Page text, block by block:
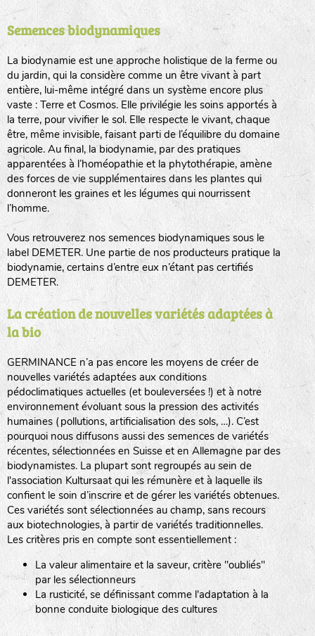
Semences biodynamiques
La biodynamie est une approche holistique de la ferme ou
du jardin, qui la considère comme un être vivant à part
entière, lui-même intégré dans un système encore plus
vaste : Terre et Cosmos. Elle privilégie les soins apportés à
la terre, pour vivifier le sol. Elle respecte le vivant, chaque
être, même invisible, faisant parti de l’équilibre du domaine
agricole. Au final, la biodynamie, par des pratiques
apparentées à l’homéopathie et la phytothérapie, amène
des forces de vie supplémentaires dans les plantes qui
donneront les graines et les légumes qui nourrissent
l’homme.
Vous retrouverez nos semences biodynamiques sous le
label DEMETER. Une partie de nos producteurs pratique la
biodynamie, certains d’entre eux n’étant pas certifiés
DEMETER.
La création de nouvelles variétés adaptées à
la bio
GERMINANCE n’a pas encore les moyens de créer de
nouvelles variétés adaptées aux conditions
pédoclimatiques actuelles (et bouleversées !) et à notre
environnement évoluant sous la pression des activités
humaines (pollutions, artificialisation des sols, …). C’est
pourquoi nous diffusons aussi des semences de variétés
récentes, sélectionnées en Suisse et en Allemagne par des
biodynamistes. La plupart sont regroupés au sein de
l'association Kultursaat qui les rémunère et à laquelle ils
confient le soin d’inscrire et de gérer les variétés obtenues.
Ces variétés sont sélectionnées au champ, sans recours
aux biotechnologies, à partir de variétés traditionnelles.
Les critères pris en compte sont essentiellement :
La valeur alimentaire et la saveur, critère "oubliés"
par les sélectionneurs
La rusticité, se définissant comme l'adaptation à la
bonne conduite biologique des cultures
BINGENHEIMER SAATGUT (BGH)
www.bingenheimersaatgut.de
DE BOLSTER (DBO)
www.bolster.nl
GRAINE DEL PAÏS (GDP)
www.grainesdelpais.com
JARDIN EN’VIE (JEV)
LA BOITE A GRAINES (LBAG)
LA RÉFÉRENCE :F BEL20BPA1A (en haut à gauche)
F : Fleurs.
Les autres catégories étant :
: Engrais vert
L: Légumes
A: Aromatiques
BEL : Code de la variété
(Ici Belle de nuit)
20 : Année de récolte(ici 2020)
BPA : Initiales du producteur ou du fournisseur de la
semence.
1 : Numéro d’ordre du lot
A : Sans calibre.
G: Gros
M: Moyen calibre
P: Petit calibre
animaux sauvages
biodiversité cultivée
Légumes feuilles
Légumes racines
Plantes aromatiques